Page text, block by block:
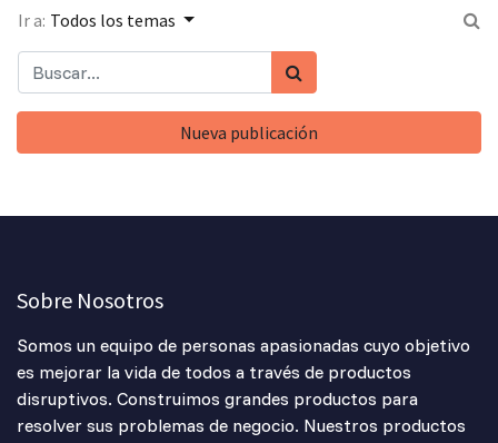
Ir a: Todos los temas
Nueva publicación
Sobre Nosotros
Somos un equipo de personas apasionadas cuyo objetivo
es mejorar la vida de todos a través de productos
disruptivos. Construimos grandes productos para
resolver sus problemas de negocio. Nuestros productos